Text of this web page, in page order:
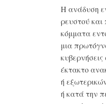
Η ανάδυση
ρευστού και
κόμματα
μια
έκτακτο
ή
ή κατά την